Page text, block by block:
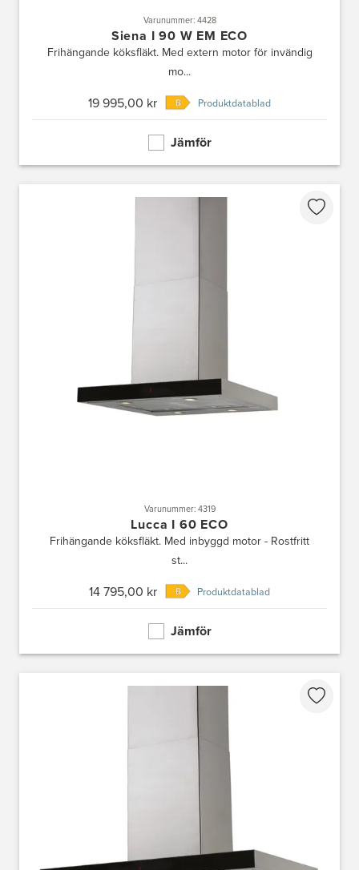
Varunummer: 4428
Siena I 90 W EM ECO
Frihängande köksfläkt. Med extern motor för invändig
mo...
19 995,00 kr Produktdatablad
Jämför
Varunummer: 4319
Lucca I 60 ECO
Frihängande köksfläkt. Med inbyggd motor - Rostfritt
st...
14 795,00 kr Produktdatablad
Jämför